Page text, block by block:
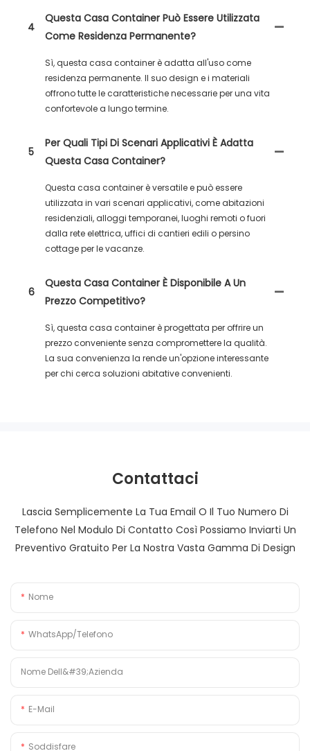
4
Questa Casa Container Può Essere Utilizzata
Come Residenza Permanente?
Sì, questa casa container è adatta all'uso come
residenza permanente. Il suo design e i materiali
offrono tutte le caratteristiche necessarie per una vita
confortevole a lungo termine.
5
Per Quali Tipi Di Scenari Applicativi È Adatta
Questa Casa Container?
Questa casa container è versatile e può essere
utilizzata in vari scenari applicativi, come abitazioni
residenziali, alloggi temporanei, luoghi remoti o fuori
dalla rete elettrica, uffici di cantieri edili o persino
cottage per le vacanze.
6
Questa Casa Container È Disponibile A Un
Prezzo Competitivo?
Sì, questa casa container è progettata per offrire un
prezzo conveniente senza compromettere la qualità.
La sua convenienza la rende un'opzione interessante
per chi cerca soluzioni abitative convenienti.
Contattaci
Lascia Semplicemente La Tua Email O Il Tuo Numero Di
Telefono Nel Modulo Di Contatto Così Possiamo Inviarti Un
Preventivo Gratuito Per La Nostra Vasta Gamma Di Design
Nome
WhatsApp/Telefono
Nome Dell&#39;azienda
E-Mail
Soddisfare